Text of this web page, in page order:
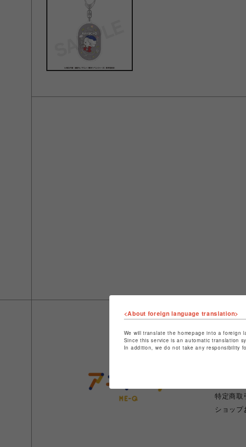
特定商取
ショップ
<About foreign language translation>
We will translate the homepage into a foreign
Since this service is an automatic translation
In addition, we do not take any responsibility